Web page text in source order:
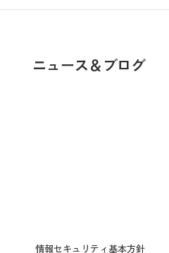
ニュース＆ブログ
情報セキュリティ基本方針